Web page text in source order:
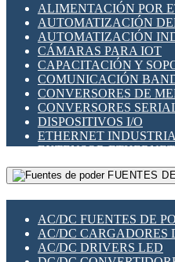
SENSORES
TEMPORIZADORES
VARIACS
VARIADORES DE
SECCIONADORES -
MAQUINARIA
HERRAMIENTAS
ILUMINACIÓN LED
INTERRUPTORES
INTERFACES DE RELÉ
OTROS RELÉS
PROTECCIÓN
RELÉS
RELÉS DE SEÑAL
RELÉS DE ESTADO
RELÉS INDUSTRIALES
RELÉS MINIATURA DE
SENSORES
SWITCH Y
TARJETAS PI
UNIÓN Y DERIVACIÓN
ALIMENTACIÓN POR
AUTOMATIZACIÓN
AUTOMATIZACIÓN
CÁMARAS PARA IOT
CAPACITACIÓN Y
COMUNICACIÓN
CONVERSORES DE
CONVERSORES
DISPOSITIVOS I/O
ETHERNET
EXTENSOR
GATEWAY LORAWAN
GESTIÓN DE REDES
PLACAS MODULARES
SWITCHES Y REDES
SOLUCIONES IOT
FUENTES
AC/DC FUENTES DE
AC/DC CARGADORES
AC/DC DRIVERS LED